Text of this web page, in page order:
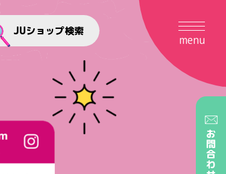
JUショップ検索
お問合わせ
menu